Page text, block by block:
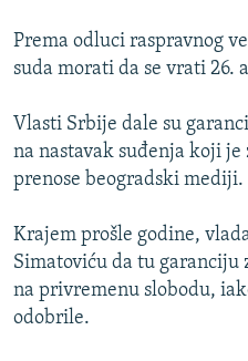
DNEVNO@RSE
SPECIJALI RSE
VIŠE OD NASLOVA
GENOCID U SREBRENICI
TV LIBERTY
POST SCRIPTUM
MOJA EVROPA
PRATITE NAS
Sve RFE/RL stranice
Prema odluci raspravnog
suda morati da se vrati 26.
Vlasti Srbije dale su
na nastavak suđenja koji
prenose beogradski mediji.
Krajem prošle godine,
Simatoviću da tu garanciju
na privremenu slobodu,
odobrile.